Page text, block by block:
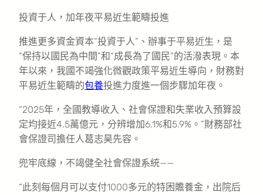
投資于人，加年夜平易近生範疇投進
推進更多資金資本“投資于人”、辦事于平易近生，是
“保持以國民為中間”和“成長為了國民”的活潑表現。本
年以來，我國不竭強化微觀政策平易近生導向，財務對
平易近生範疇的包養投進力度進一個步驟加年夜。
“2025年，全國教導收入、社會保證和失業收入預算設
定均接近4.5萬億元，分辨增加6.1%和5.9%。”財務部社
會保證司擔任人葛志昊先容。
兜牢底線，不竭健全社會保證系統——
“此刻每個月可以支付1000多元的特困贍養金，出院后